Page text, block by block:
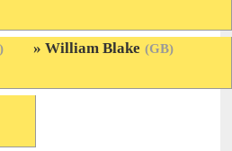
William Blake (GB)